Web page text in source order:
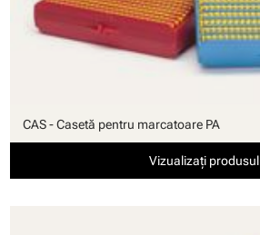
CAS - Casetă pentru marcatoare PA
Vizualizați produsul